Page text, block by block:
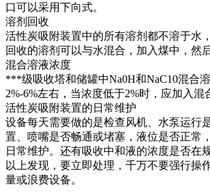
口可以采用下向式。
溶剂回收
活性炭吸附装置中的所有溶剂都不溶于水
回收的溶剂可以与水混合，加入煤中，然
混合溶液浓度
***级吸收塔和储罐中Na0H和NaC10混合
2%-6%左右，当浓度低于2%时，应加入混
活性炭吸附装置的日常维护
设备每天需要做的是检查风机、水泵运行
置、喷嘴是否畅通或堵塞，液位是否正常
日常维护。还有吸收中和液的浓度是否在
以上发现，要立即处理，千万不要强行操
量或浪费设备。